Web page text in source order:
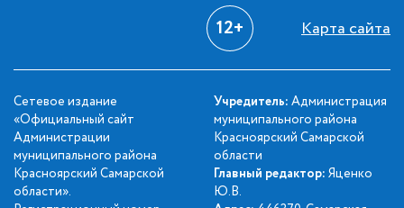
12+ Карта сайта
Сетевое издание
«Официальный сайт
Администрации
муниципального района
Красноярский Самарской
области».
Учредитель: Администрация
муниципального района
Красноярский Самарской
области
Главный редактор: Яценко
Ю.В.